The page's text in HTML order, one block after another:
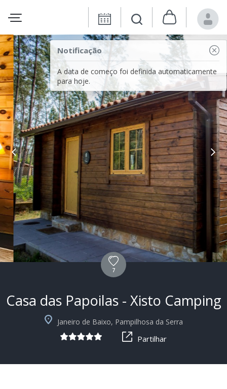
Notificação
A data de começo foi definida automaticamente
para hoje.
+4
7
Casa das Papoilas - Xisto Camping
Janeiro de Baixo, Pampilhosa da Serra
Partilhar